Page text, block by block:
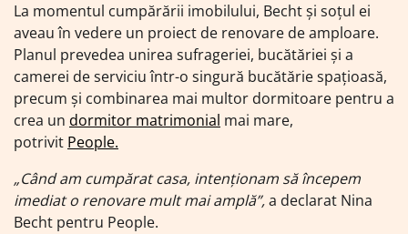
La momentul cumpărării imobilului, Becht și soțul ei
aveau în vedere un proiect de renovare de amploare.
Planul prevedea unirea sufrageriei, bucătăriei și a
camerei de serviciu într-o singură bucătărie spațioasă,
precum și combinarea mai multor dormitoare pentru a
crea un dormitor matrimonial mai mare,
potrivit People.
„Când am cumpărat casa, intenționam să începem
imediat o renovare mult mai amplă”,a declarat Nina
Becht pentru People.